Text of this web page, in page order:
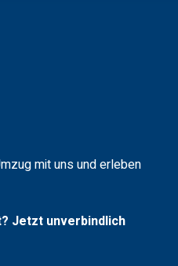
mit uns und erleben
Jetzt unverbindlich